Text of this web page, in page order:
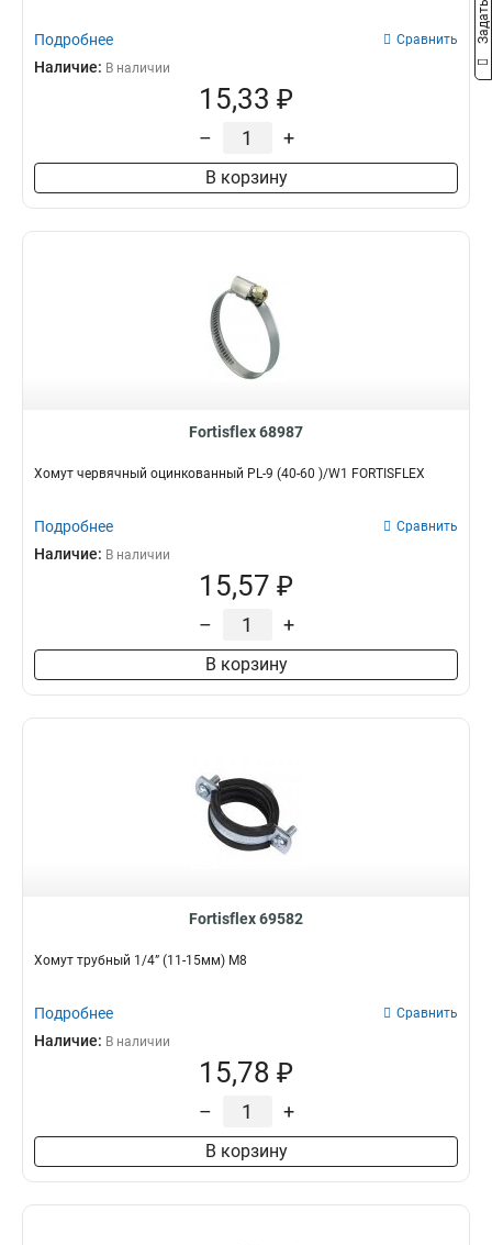
Подробнее Сравнить
Наличие: В наличии
15,33 ₽
– +
В корзину
Fortisflex 68987
Хомут червячный оцинкованный PL-9 (40-60 )/W1 FORTISFLEX
Подробнее Сравнить
Наличие: В наличии
15,57 ₽
– +
В корзину
Fortisflex 69582
Хомут трубный 1/4” (11-15мм) М8
Подробнее Сравнить
Наличие: В наличии
15,78 ₽
– +
В корзину